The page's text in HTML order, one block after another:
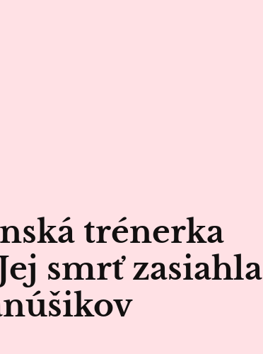
trénerka
smrť zasiahla